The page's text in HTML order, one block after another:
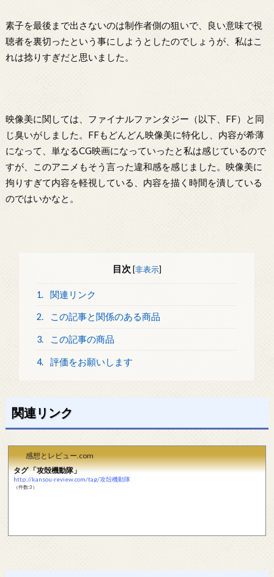
素子を最後まで出さないのは制作者側の狙いで、良い意味で視
聴者を裏切ったという事にしようとしたのでしょうが、私はこ
れは捻りすぎだと思いました。
映像美に関しては、ファイナルファンタジー（以下、FF）と同
じ臭いがしました。FFもどんどん映像美に特化し、内容が希薄
になって、単なるCG映画になっていったと私は感じているので
すが、このアニメもそう言った違和感を感じました。映像美に
拘りすぎて内容を軽視している、内容を描く時間を潰している
のではいかなと。
目次 [非表示]
1. 関連リンク
2. この記事と関係のある商品
3. この記事の商品
4. 評価をお願いします
関連リンク
感想とレビュー.com
タグ 「攻殻機動隊」
http://kansou-review.com/tag/攻殻機動隊
（件数:3）